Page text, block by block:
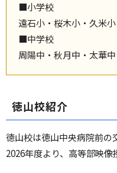
■小学校
遠石小・桜木小・久米
■中学校
周陽中・秋月中・太華中
徳山校紹介
徳山校は徳山中央病院前の
2026年度より、高等部映像